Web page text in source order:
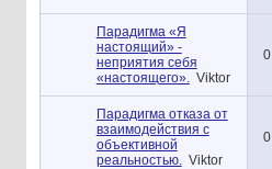
Парадигма «Я
настоящий» -
неприятия себя
«настоящего».
Viktor
0
Парадигма отказа от
взаимодействия с
объективной
реальностью.
Viktor
0